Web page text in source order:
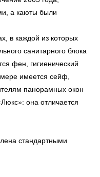
а каюты были
в каждой из которых
санитарного блока
фен, гигиенический
имеется сейф,
панорамных окон
она отличается
стандартными